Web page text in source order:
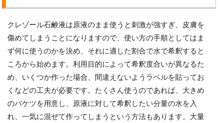
クレゾール石鹸液は原液のまま使うと刺激が強すぎ、皮膚を
傷めてしまうことになりますので、使い方の手順としてはま
ず何に使うのかを決め、それに適した割合で水で希釈すると
ころから始めます。利用目的によって希釈度合いが異なるた
め、いくつか作った場合、間違えないようラベルを貼ってお
くなどの工夫が必要です。たくさん使うのであれば、大きめ
のバケツを用意し、原液に対して希釈したい分量の水を入
れ、一気に混ぜて作ってしまうという方法もあります。大量